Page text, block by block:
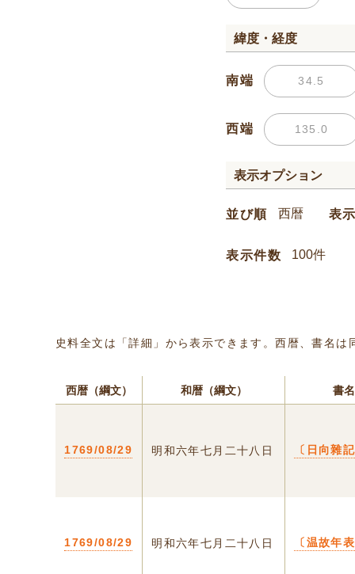
緯度・経度
南端
西端
表示オプション
並び順 表
表示件数
史料全文は「詳細」から表示できます。西暦、書名
西暦（綱文） 和暦（綱文） 書名
1769/08/29 明和六年七月二十八日 〔日向雜
1769/08/29 明和六年七月二十八日 〔温故年